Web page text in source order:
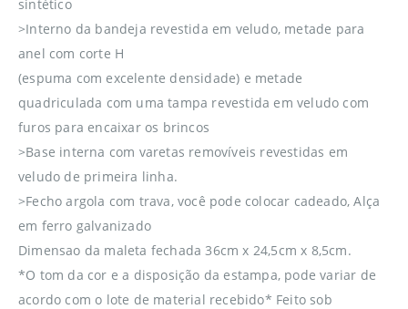
sintético
>Interno da bandeja revestida em veludo, metade para
anel com corte H
(espuma com excelente densidade) e metade
quadriculada com uma tampa revestida em veludo com
furos para encaixar os brincos
>Base interna com varetas removíveis revestidas em
veludo de primeira linha.
>Fecho argola com trava, você pode colocar cadeado, Alça
em ferro galvanizado
Dimensao da maleta fechada 36cm x 24,5cm x 8,5cm.
*O tom da cor e a disposição da estampa, pode variar de
acordo com o lote de material recebido* Feito sob